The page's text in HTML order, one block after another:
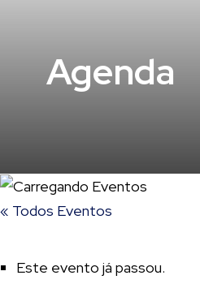
Agenda
« Todos Eventos
Este evento já passou.